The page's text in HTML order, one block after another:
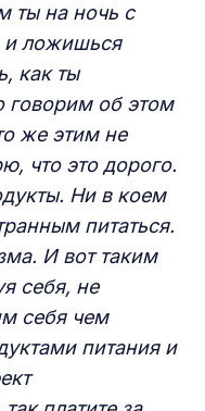
ты на ночь с
и ложишься
как ты
говорим об этом
же этим не
что это дорого.
Ни в коем
питаться.
И вот таким
себя, не
себя чем
питания и